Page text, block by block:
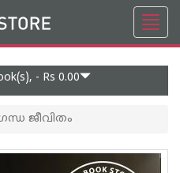
- Rs 0.00
ജീവിതം